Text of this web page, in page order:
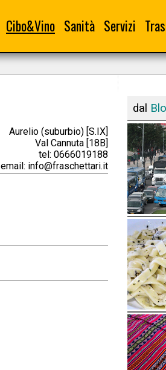
Cibo&Vino Sanità Servizi
Aurelio (suburbio) [S.IX]
Val Cannuta [18B]
tel: 0666019188
email: info@fraschettari.it
dal